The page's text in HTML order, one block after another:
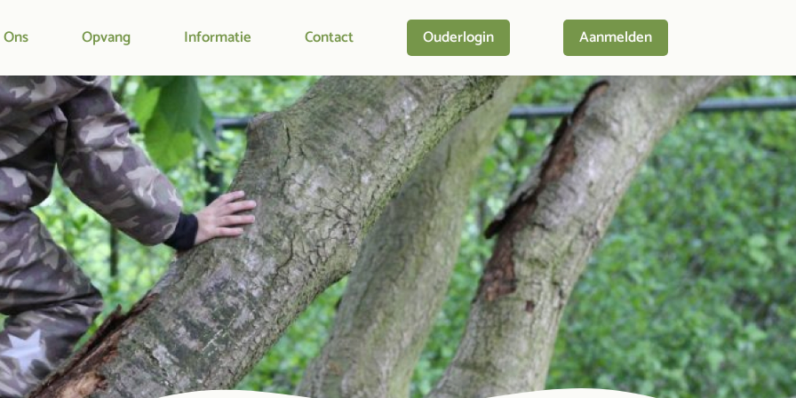
Opvang Informatie Contact Ouderlogin Aanmelden